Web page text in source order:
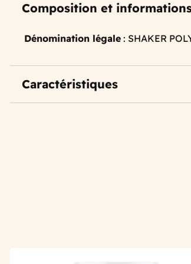
Composition et
Dénomination légale : SHAKER
Caractéristiques